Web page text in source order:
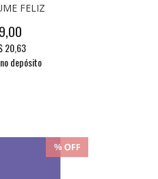
FELIZ
20,63
no depósito